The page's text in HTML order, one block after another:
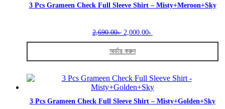
variants.
may
be
chosen
on
product
page
3 Pcs Grameen Check Full Sleeve Shirt – Misty+Meroon+Sky
2,690.00৳ Original
price
was:
2,690.00৳ .
2,000.00৳
price
2,000.00৳ .
অর্ডার করুন
product
has
multiple
variants.
3 Pcs Grameen Check Full Sleeve Shirt – Misty+Golden+Sky